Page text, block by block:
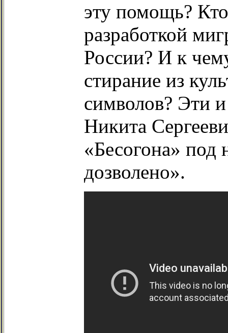
эту помощь?
разработкой
России? И к
стирание из
символов? Эти
Никита
«Бесогона» под
дозволено».